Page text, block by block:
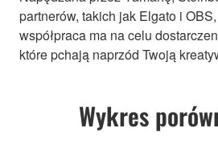
partnerów, takich jak Elgato i
współpraca ma na celu
które pchają naprzód Twoją
Wykres